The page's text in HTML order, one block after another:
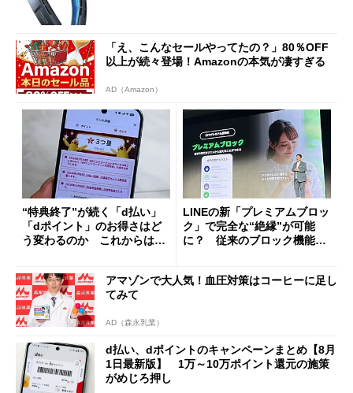
「え、こんなセールやってたの？」80％OFF
以上が続々登場！Amazonの本気が凄すぎる
AD（Amazon）
“特典終了”が続く「d払い」
「dポイント」のお得さはど
う変わるのか これからは
LINEの新「プレミアムブロッ
ク」で完全な“絶縁”が可能
に？ 従来のブロック機能と
アマゾンで大人気！血圧対策はコーヒーに足し
てみて
AD（森永乳業）
d払い、dポイントのキャンペーンまとめ【8月
1日最新版】 1万～10万ポイント還元の施策
がめじろ押し